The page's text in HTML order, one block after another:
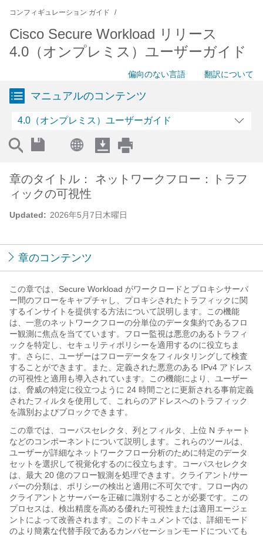
コンフィギュレーション ガイド
Cisco Secure Workload リリース
4.0（オンプレミス）ユーザーガイド
偏向のない言語 翻訳について
マニュアルのコンテンツ
4.0（オンプレミス）ユーザーガイド
Updated: 2026年5月7日木曜日
章のタイトル： ネットワークフロー：トラフ
ィックの可視性
章のコンテンツ
この章では、 Secure Workload がワークロードとプロキシサーバ
ー間のフローをキャプチャし、プロキシされたトラフィックに関
するインサイトを提供する方法について説明します。この機能
は、一意のネットワークフローの分単位のデータ集約であるフロ
ー観測に焦点を当てています。フロー監視は悪意のあるトラフィ
ックを特定し、セキュリティポリシーを適用するのに役立ちま
す。さらに、ユーザーはフローデータをフィルタリングして検査
することができます。また、定義された悪意のある IPv4 アドレス
の可視性と適用も導入されています。この機能により、ユーザー
は、脅威の特定に役立つように 24 時間ごとに更新される事前定義
されたフィルタを使用して、これらのアドレスへのトラフィック
を識別およびブロックできます。
この章では、コーパスセレクタ、列とフィルタ、上位 N チャート
などのコンポーネントについて説明します。これらのツールは、
ユーザーが詳細なネットワークフロー分析のために特定のデータ
セットを選択して視覚化するのに役立ちます。コーパスセレクタ
は、最大 20 億のフロー観測を処理できます。クライアント/サー
バーの分類は、ポリシーの検出と適用に不可欠です。フロー内の
クライアントとサーバーを正確に識別することが必要です。この
プロセスは、検出精度を高める優れた可視性または適用エージェ
ントによって改善されます。このドキュメントでは、詳細モード
のより簡素な代替手段であるカンバセーションモードについても